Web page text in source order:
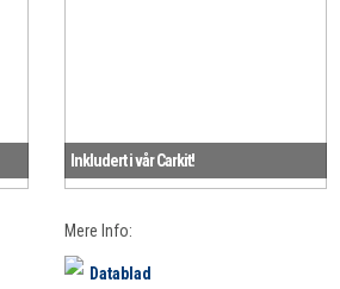
Inkludert i vår Carkit!
Mere Info:
Datablad